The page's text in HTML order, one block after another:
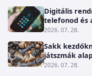
Digitális
telefonod és
2026. 07. 28.
Sakk
játszmák
2026. 07. 28.